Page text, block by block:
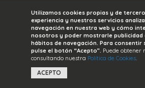
Utilizamos cookies propias y de
experiencia y nuestros servicios
navegación en nuestra web y cómo
nosotros y poder mostrarle publicidad
hábitos de navegación. Para consentir
pulse el botón “Acepto”. Puede obtener
consultando nuestra Política de Cookies.
ACEPTO
Aviso de Privacidad| Términos y
Facturación|Preguntas
©2023 CULTURA MEZCAL